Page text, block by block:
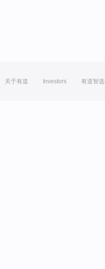
关于有道 Investors 有道智选